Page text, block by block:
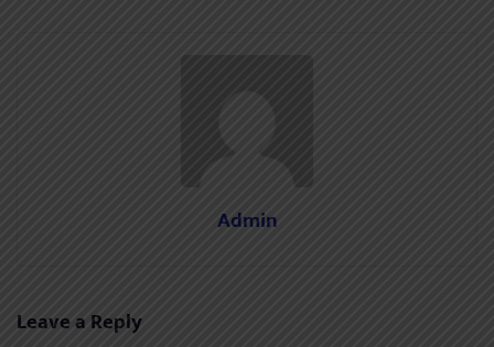
Admin
Leave a Reply